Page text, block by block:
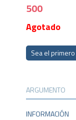
500
Agotado
Sea el
ARGUMENTO
INFORMACIÓN